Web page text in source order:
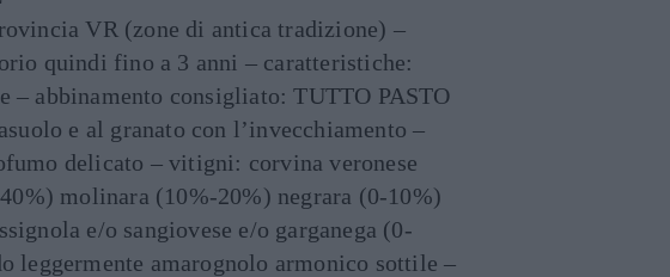
VR (zone di antica tradizione) –
quindi fino a 3 anni – caratteristiche:
– abbinamento consigliato: TUTTO PASTO
e al granato con l’invecchiamento –
delicato – vitigni: corvina veronese
molinara (10%-20%) negrara (0-10%)
e/o sangiovese e/o garganega (0-
leggermente amarognolo armonico sottile –